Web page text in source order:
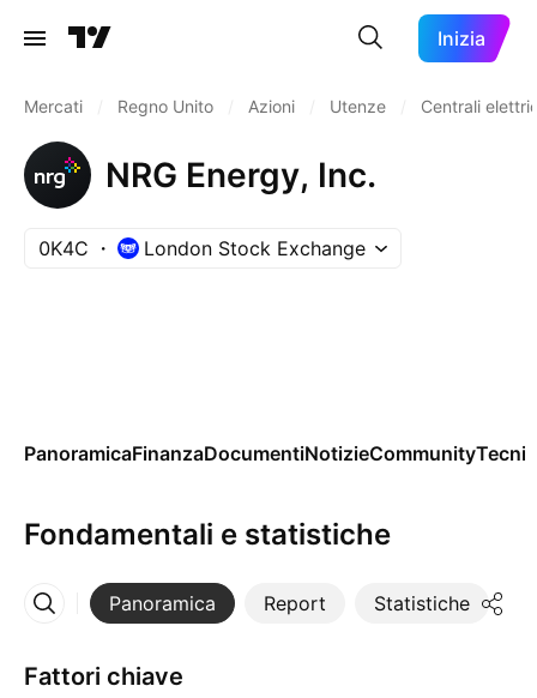
Inizia
Mercati Regno Unito Azioni Utenze Centrali
NRG Energy, Inc.
0K4C London Stock Exchange
PanoramicaFinanzaDocumentiNotizieCommunity
Fondamentali e statistiche
Panoramica Report Statistiche
Altro
Fattori chiave